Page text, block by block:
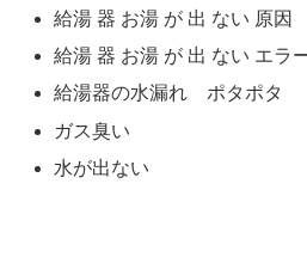
給湯 器 お湯 が 出 ない 原因
給湯 器 お湯 が 出 ない エラ
給湯器の水漏れ ポタポタ
ガス臭い
水が出ない